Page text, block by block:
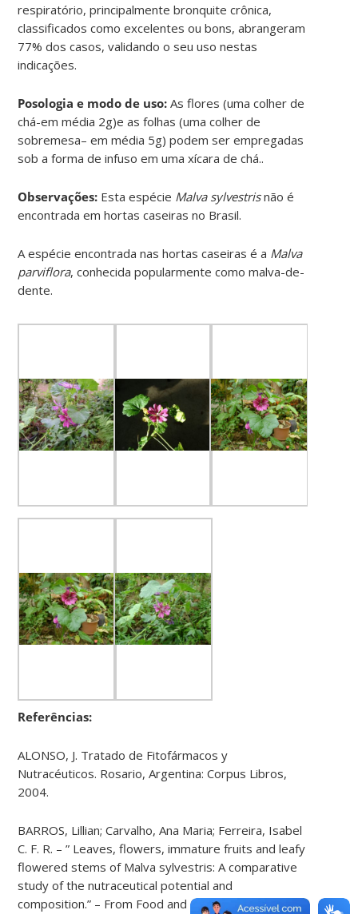
respiratório, principalmente bronquite crônica,
classificados como excelentes ou bons, abrangeram
77% dos casos, validando o seu uso nestas
indicações.
Posologia e modo de uso: As flores (uma colher de
chá-em média 2g)e as folhas (uma colher de
sobremesa– em média 5g) podem ser empregadas
sob a forma de infuso em uma xícara de chá..
Observações: Esta espécie Malva sylvestrisnão é
encontrada em hortas caseiras no Brasil.
A espécie encontrada nas hortas caseiras é a Malva
parviflora, conhecida popularmente como malva-de-
dente.
Referências:
ALONSO, J. Tratado de Fitofármacos y
Nutracéuticos. Rosario, Argentina: Corpus Libros,
2004.
BARROS, Lillian; Carvalho, Ana Maria; Ferreira, Isabel
C. F. R. – ” Leaves, flowers, immature fruits and leafy
flowered stems of Malva sylvestris: A comparative
study of the nutraceutical potential and
composition.” – From Food and Chemical Toxicology